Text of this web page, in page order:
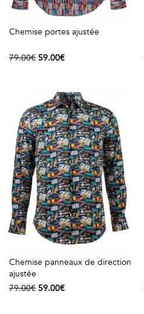
Chemise portes ajustée
79.00€ 59.00€
Chemise panneaux de direction
ajustée
79.00€ 59.00€